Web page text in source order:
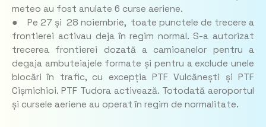
meteo au fost anulate 6 curse aeriene.
● Pe 27 și 28 noiembrie, toate punctele de trecere a
frontierei activau deja în regim normal. S-a autorizat
trecerea frontierei dozată a camioanelor pentru a
degaja ambuteiajele formate și pentru a exclude unele
blocări în trafic, cu excepția PTF Vulcănești și PTF
Cișmichioi. PTF Tudora activează. Totodată aeroportul
și cursele aeriene au operat în regim de normalitate.